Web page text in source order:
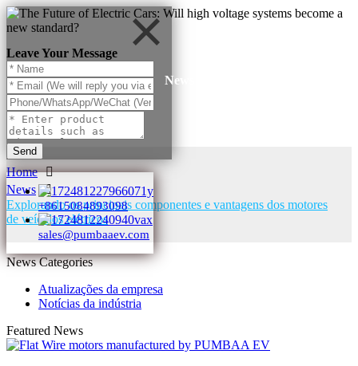
Leave Your Message
Send
+8615084893098
sales@pumbaaev.com
News
Home
News
Explorando os principais componentes e vantagens dos motores
de veículos elétricos
News Categories
Atualizações da empresa
Notícias da indústria
Featured News